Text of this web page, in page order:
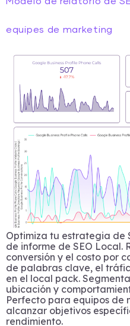
equipes de marketing
Optimiza tu estrategia de
de informe de SEO Local.
conversión y el costo por
de palabras clave, el
en el local pack.
ubicación y
Perfecto para equipos de
alcanzar objetivos
rendimiento.